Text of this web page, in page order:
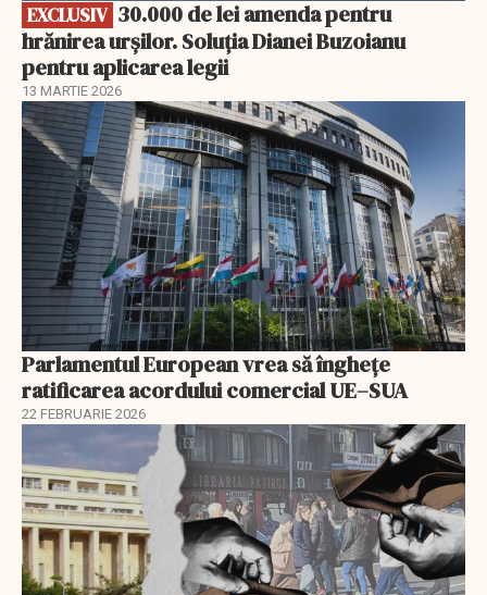
EXCLUSIV
hrănirea urșilor. Soluția Dianei Buzoianu
pentru aplicarea legii
13 MARTIE 2026
Parlamentul European vrea să înghețe
ratificarea acordului comercial UE–SUA
22 FEBRUARIE 2026